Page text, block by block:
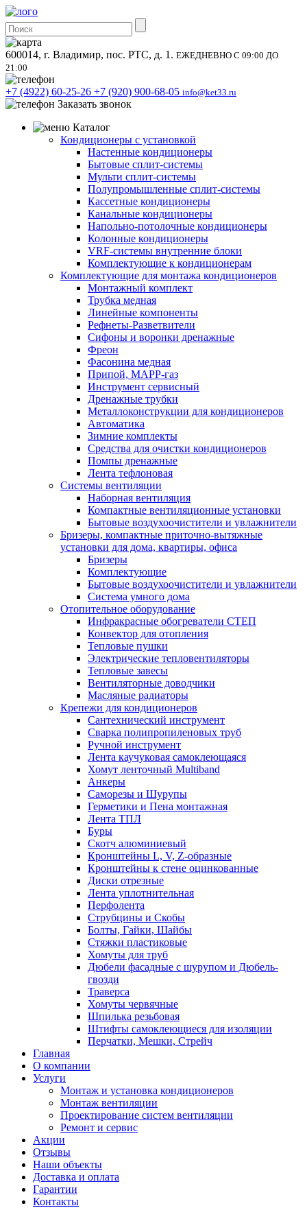
600014, г. Владимир, пос. РТС, д. 1. ЕЖЕДНЕВНО С 09:00 ДО
21:00
+7 (4922) 60-25-26 +7 (920) 900-68-05 info@ket33.ru
Заказать звонок
Каталог
Кондиционеры с установкой
Настенные кондиционеры
Бытовые сплит-системы
Мульти сплит-системы
Полупромышленные сплит-системы
Кассетные кондиционеры
Канальные кондиционеры
Напольно-потолочные кондиционеры
Колонные кондиционеры
VRF-системы внутренние блоки
Комплектующие к кондиционерам
Комплектующие для монтажа кондиционеров
Монтажный комплект
Трубка медная
Линейные компоненты
Рефнеты-Разветвители
Сифоны и воронки дренажные
Фреон
Фасонина медная
Припой, МАРР-газ
Инструмент сервисный
Дренажные трубки
Металлоконструкции для кондиционеров
Автоматика
Зимние комплекты
Средства для очистки кондиционеров
Помпы дренажные
Лента тефлоновая
Системы вентиляции
Наборная вентиляция
Компактные вентиляционные установки
Бытовые воздухоочистители и увлажнители
Бризеры, компактные приточно-вытяжные
установки для дома, квартиры, офиса
Бризеры
Комплектующие
Бытовые воздухоочистители и увлажнители
Система умного дома
Отопительное оборудование
Инфракрасные обогреватели СТЕП
Конвектор для отопления
Тепловые пушки
Электрические тепловентиляторы
Тепловые завесы
Вентиляторные доводчики
Масляные радиаторы
Крепежи для кондиционеров
Сантехнический инструмент
Сварка полипропиленовых труб
Ручной инструмент
Лента каучуковая самоклеющаяся
Хомут ленточный Multiband
Анкеры
Саморезы и Шурупы
Герметики и Пена монтажная
Лента ТПЛ
Буры
Скотч алюминиевый
Кронштейны L, V, Z-образные
Кронштейны к стене оцинкованные
Диски отрезные
Лента уплотнительная
Перфолента
Струбцины и Скобы
Болты, Гайки, Шайбы
Стяжки пластиковые
Хомуты для труб
Дюбели фасадные с шурупом и Дюбель-
гвозди
Траверса
Хомуты червячные
Шпилька резьбовая
Штифты самоклеющиеся для изоляции
Перчатки, Мешки, Стрейч
Главная
О компании
Услуги
Монтаж и установка кондиционеров
Монтаж вентиляции
Проектирование систем вентиляции
Ремонт и сервис
Акции
Отзывы
Наши объекты
Доставка и оплата
Гарантии
Контакты